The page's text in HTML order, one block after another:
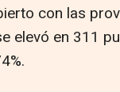
con las
elevó en 311